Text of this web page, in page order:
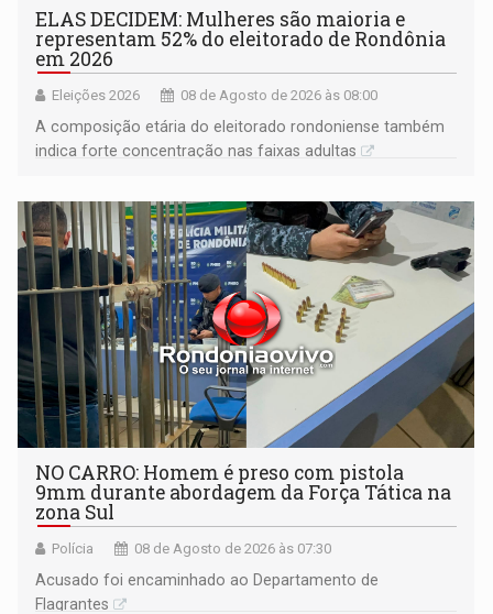
ELAS DECIDEM: Mulheres são maioria e
representam 52% do eleitorado de Rondônia
em 2026
Eleições 2026 08 de Agosto de 2026 às 08:00
A composição etária do eleitorado rondoniense também
indica forte concentração nas faixas adultas
NO CARRO: Homem é preso com pistola
9mm durante abordagem da Força Tática na
zona Sul
Polícia 08 de Agosto de 2026 às 07:30
Acusado foi encaminhado ao Departamento de
Flagrantes